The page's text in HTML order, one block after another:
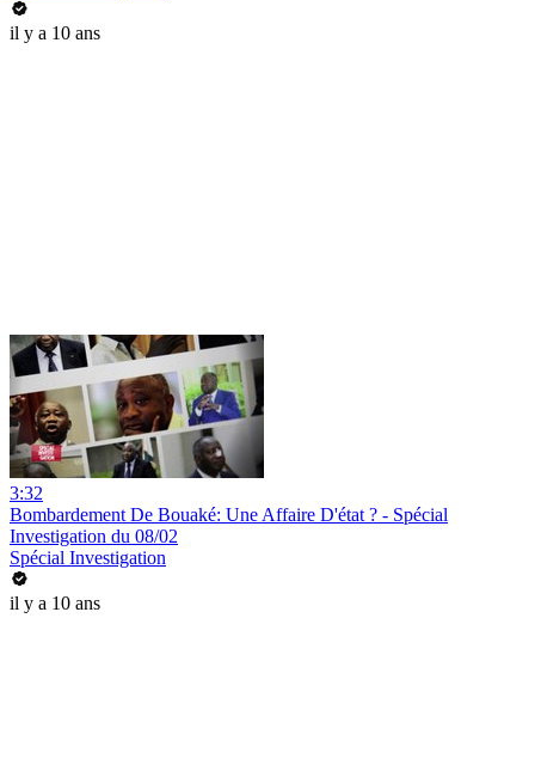
il y a 10 ans
3:32
Bombardement De Bouaké: Une Affaire D'état ? - Spécial
Investigation du 08/02
Spécial Investigation
il y a 10 ans